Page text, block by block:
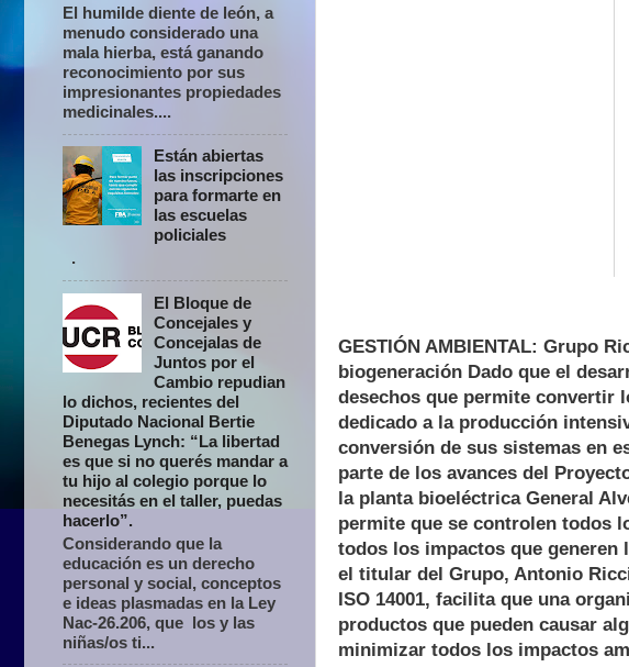
GESTIÓN AMBIENTAL: Grupo
biogeneración Dado que el
desechos que permite convertir
dedicado a la producción
conversión de sus sistemas en
parte de los avances del
la planta bioeléctrica General
permite que se controlen todos
todos los impactos que generen
el titular del Grupo, Antonio
ISO 14001, facilita que una
productos que pueden causar
minimizar todos los impactos
El humilde diente de león, a
menudo considerado una
mala hierba, está ganando
reconocimiento por sus
impresionantes propiedades
medicinales....
Están abiertas
las inscripciones
para formarte en
las escuelas
policiales
.
El Bloque de
Concejales y
Concejalas de
Juntos por el
Cambio repudian
lo dichos, recientes del
Diputado Nacional Bertie
Benegas Lynch: “La libertad
es que si no querés mandar a
tu hijo al colegio porque lo
necesitás en el taller, puedas
hacerlo”.
Considerando que la
educación es un derecho
personal y social, conceptos
e ideas plasmadas en la Ley
Nac-26.206, que los y las
niñas/os ti...